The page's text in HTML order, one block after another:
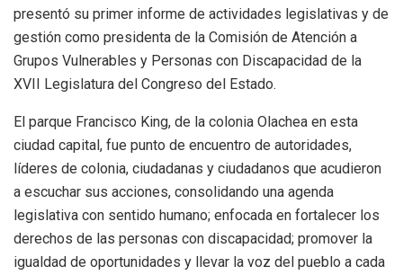
presentó su primer informe de actividades legislativas y de
gestión como presidenta de la Comisión de Atención a
Grupos Vulnerables y Personas con Discapacidad de la
XVII Legislatura del Congreso del Estado.
El parque Francisco King, de la colonia Olachea en esta
ciudad capital, fue punto de encuentro de autoridades,
líderes de colonia, ciudadanas y ciudadanos que acudieron
a escuchar sus acciones, consolidando una agenda
legislativa con sentido humano; enfocada en fortalecer los
derechos de las personas con discapacidad; promover la
igualdad de oportunidades y llevar la voz del pueblo a cada